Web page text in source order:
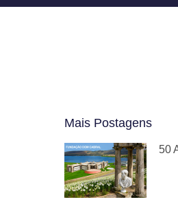
Mais Postagens
50